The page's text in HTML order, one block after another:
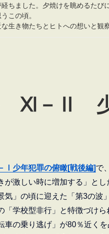
経ちました。夕焼けを眺めるたび
この頃。
生き物たちとヒトへの想いと観
Ⅺ－Ⅱ
Ⅰ少年犯罪の俯瞰[戦後編]で
が激しい時に増加する」と
気」の頃に迎えた「第3の波
「学校型非行」と特徴づけ
車の乗り逃げ」が80％近く